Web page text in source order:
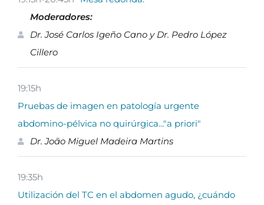
Moderadores:
Dr. José Carlos Igeño Cano y Dr. Pedro López
Cillero
19:15h
Pruebas de imagen en patología urgente
abdomino-pélvica no quirúrgica..."a priori"
Dr. João Miguel Madeira Martins
19:35h
Utilización del TC en el abdomen agudo, ¿cuándo